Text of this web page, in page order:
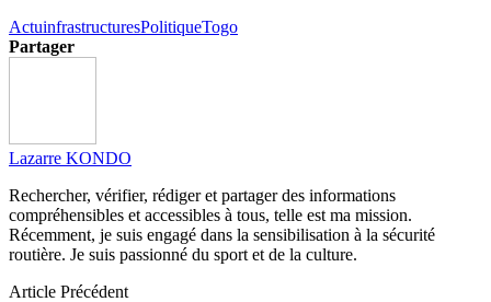
ActuinfrastructuresPolitiqueTogo
Partager
Lazarre KONDO
Rechercher, vérifier, rédiger et partager des informations
compréhensibles et accessibles à tous, telle est ma mission.
Récemment, je suis engagé dans la sensibilisation à la sécurité
routière. Je suis passionné du sport et de la culture.
Article Précédent